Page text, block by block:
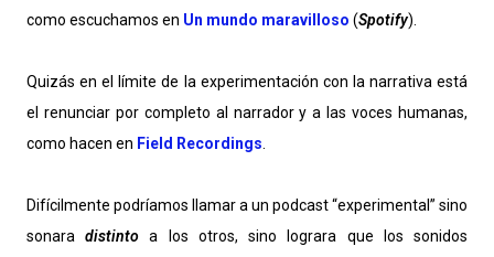
como escuchamos en Un mundo maravilloso (Spotify).
Quizás en el límite de la experimentación con la narrativa está
el renunciar por completo al narrador y a las voces humanas,
como hacen en Field Recordings.
Difícilmente podríamos llamar a un podcast “experimental” sino
sonaradistinto a los otros, sino lograra que los sonidos